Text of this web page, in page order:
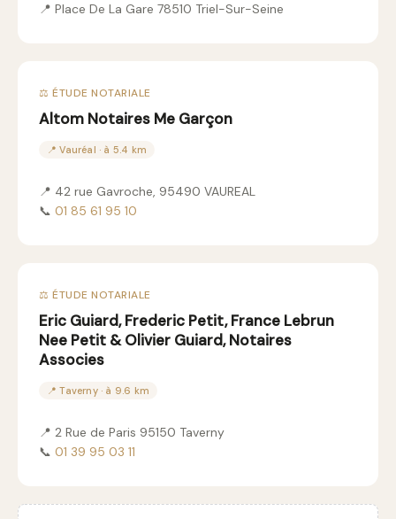
📍 Place De La Gare 78510 Triel-Sur-Seine
⚖️ ÉTUDE NOTARIALE
Altom Notaires Me Garçon
📍 Vauréal · à 5.4 km
📍 42 rue Gavroche, 95490 VAUREAL
📞 01 85 61 95 10
⚖️ ÉTUDE NOTARIALE
Eric Guiard, Frederic Petit, France Lebrun
Nee Petit & Olivier Guiard, Notaires
Associes
📍 Taverny · à 9.6 km
📍 2 Rue de Paris 95150 Taverny
📞 01 39 95 03 11